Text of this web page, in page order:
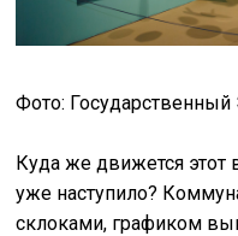
Фото:
Куда же движется этот
уже наступило?
склоками, графиком